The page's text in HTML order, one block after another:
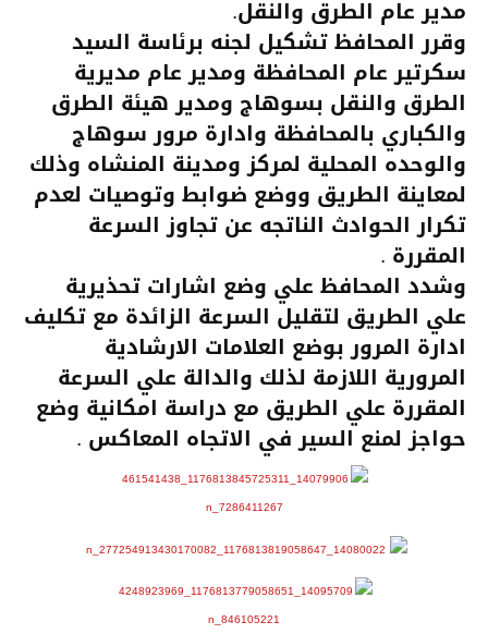
مدير عام الطرق والنقل.
وقرر المحافظ تشكيل لجنه برئاسة السيد
سكرتير عام المحافظة ومدير عام مديرية
الطرق والنقل بسوهاج ومدير هيئة الطرق
والكباري بالمحافظة وادارة مرور سوهاج
والوحده المحلية لمركز ومدينة المنشاه وذلك
لمعاينة الطريق ووضع ضوابط وتوصيات لعدم
تكرار الحوادث الناتجه عن تجاوز السرعة
المقررة .
وشدد المحافظ علي وضع اشارات تحذيرية
علي الطريق لتقليل السرعة الزائدة مع تكليف
ادارة المرور بوضع العلامات الارشادية
المرورية اللازمة لذلك والدالة علي السرعة
المقررة علي الطريق مع دراسة امكانية وضع
حواجز لمنع السير في الاتجاه المعاكس .